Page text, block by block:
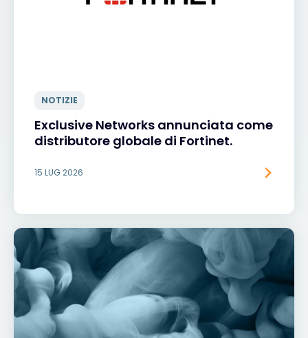
NOTIZIE
Exclusive Networks annunciata come
distributore globale di Fortinet.
15 LUG 2026